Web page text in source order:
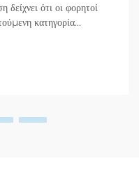
ότι οι φορητοί
κατηγορία